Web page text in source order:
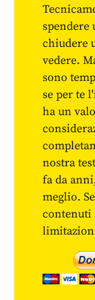
spendere
chiudere
vedere.
sono
se per te
ha un
nostra
fa da
meglio.
contenuti